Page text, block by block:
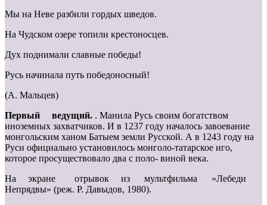
Мы на Неве разбили гордых шведов.
На Чудском озере топили крестоносцев.
Дух поднимали славные победы!
Русь начинала путь победоносный!
(А. Мальцев)
Первый ведущий. . Манила Русь своим богатством
иноземных захватчиков. И в 1237 году началось завоевание
монгольским ханом Батыем земли Русской. А в 1243 году на
Руси официально установилось монголо-татарское иго,
которое просуществовало два с поло- виной века.
На экране отрывок из мультфильма «Лебеди
Непрядвы» (реж. Р. Давыдов, 1980).